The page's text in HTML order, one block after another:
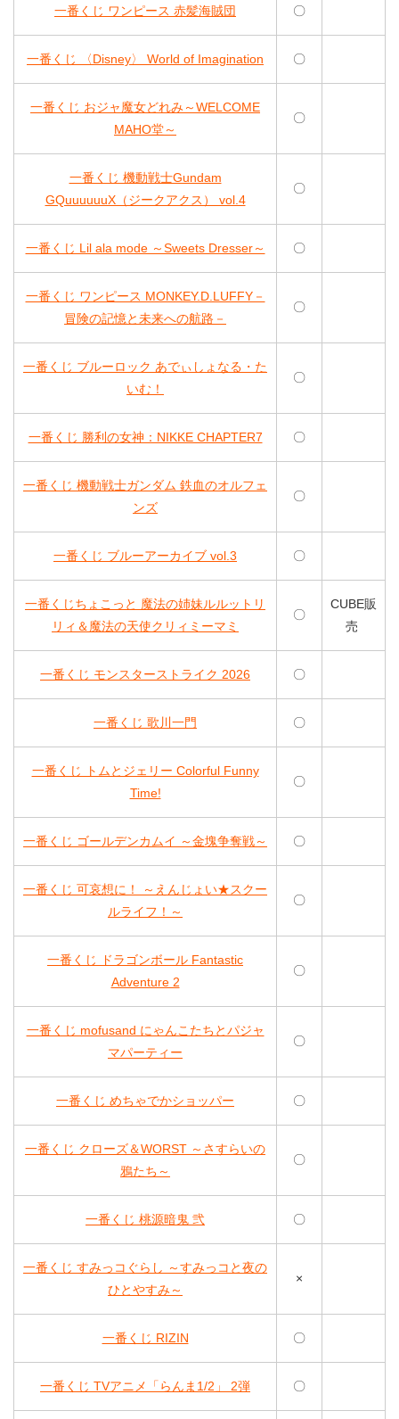
一番くじ ワンピース 赤髪海賊団 〇
一番くじ 〈Disney〉 World of Imagination 〇
一番くじ おジャ魔女どれみ～WELCOME
MAHO堂～
〇
一番くじ 機動戦士Gundam
GQuuuuuuX（ジークアクス） vol.4
〇
一番くじ Lil ala mode ～Sweets Dresser～ 〇
一番くじ ワンピース MONKEY.D.LUFFY－
冒険の記憶と未来への航路－
〇
一番くじ ブルーロック あでぃしょなる・た
いむ！
〇
一番くじ 勝利の女神：NIKKE CHAPTER7 〇
一番くじ 機動戦士ガンダム 鉄血のオルフェ
ンズ
〇
一番くじ ブルーアーカイブ vol.3 〇
一番くじちょこっと 魔法の姉妹ルルットリ
リィ＆魔法の天使クリィミーマミ
〇
CUBE販
売
一番くじ モンスターストライク 2026 〇
一番くじ 歌川一門 〇
一番くじ トムとジェリー Colorful Funny
Time!
〇
一番くじ ゴールデンカムイ ～金塊争奪戦～ 〇
一番くじ 可哀想に！ ～えんじょい★スクー
ルライフ！～
〇
一番くじ ドラゴンボール Fantastic
Adventure 2
〇
一番くじ mofusand にゃんこたちとパジャ
マパーティー
〇
一番くじ めちゃでかショッパー 〇
一番くじ クローズ＆WORST ～さすらいの
鴉たち～
〇
一番くじ 桃源暗鬼 弐 〇
一番くじ すみっコぐらし ～すみっコと夜の
ひとやすみ～
×
一番くじ RIZIN 〇
一番くじ TVアニメ「らんま1/2」 2弾 〇